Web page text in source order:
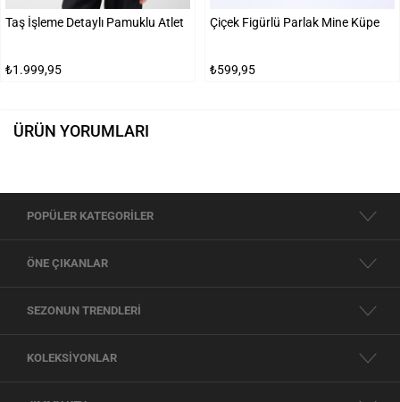
Taş İşleme Detaylı Pamuklu Atlet
₺1.999,95
Çiçek Figürlü Parlak Mine Küpe
₺599,95
ÜRÜN YORUMLARI
POPÜLER KATEGORİLER
ÖNE ÇIKANLAR
SEZONUN TRENDLERİ
KOLEKSİYONLAR